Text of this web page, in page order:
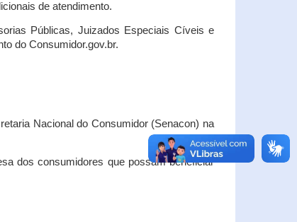
de atendimento.
Públicas, Juizados Especiais Cíveis e
do Consumidor.gov.br.
Nacional do Consumidor (Senacon) na
dos consumidores que possam beneficiar